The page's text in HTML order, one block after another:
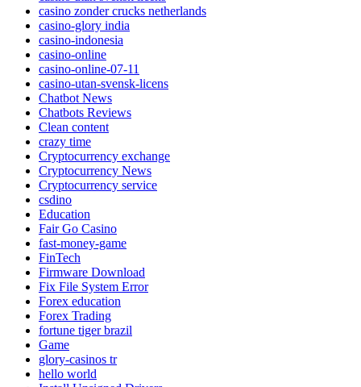
casino zonder crucks netherlands
casino-glory india
casino-indonesia
casino-online
casino-online-07-11
casino-utan-svensk-licens
Chatbot News
Chatbots Reviews
Clean content
crazy time
Cryptocurrency exchange
Cryptocurrency News
Cryptocurrency service
csdino
Education
Fair Go Casino
fast-money-game
FinTech
Firmware Download
Fix File System Error
Forex education
Forex Trading
fortune tiger brazil
Game
glory-casinos tr
hello world